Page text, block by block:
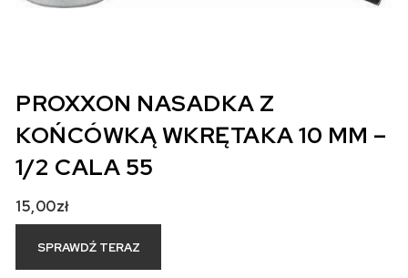
PROXXON NASADKA Z
KOŃCÓWKĄ WKRĘTAKA 10 MM –
1/2 CALA 55
15,00zł
SPRAWDŹ TERAZ